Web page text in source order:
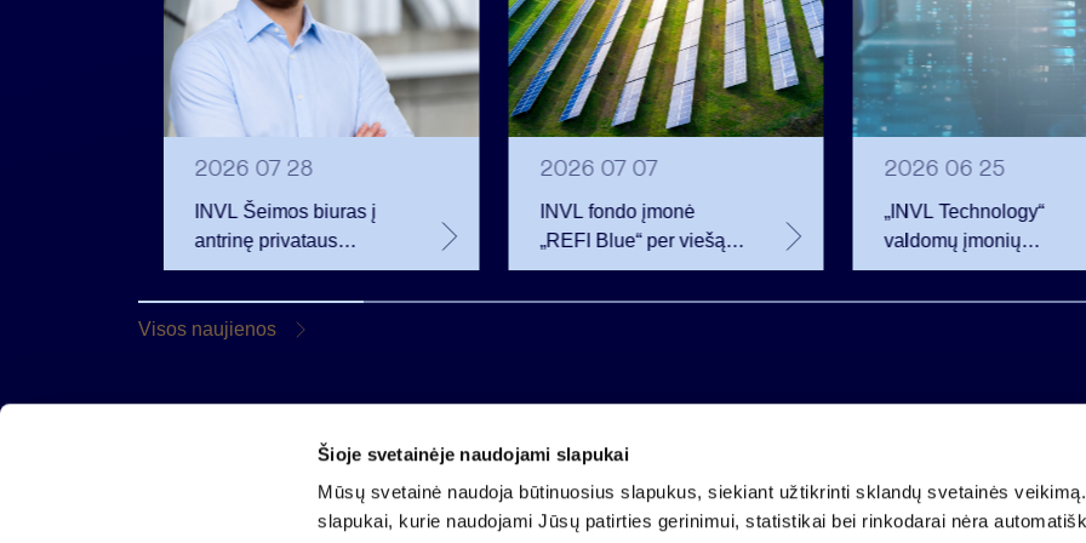
Šioje svetainėje naudojami slapukai
Mūsų svetainė naudoja būtinuosius slapukus, siekiant užtikrinti sklandų svetainės
slapukai, kurie naudojami Jūsų patirties gerinimui, statistikai bei rinkodarai nėra
2026 07 28
INVL Šeimos biuras į
antrinę privataus
kapitalo rinką
investuojantį fondą
pritraukė 17,4 mln. JAV
2026 07 07
INVL fondo įmonė
„REFI Blue“ per viešą
obligacijų emisiją
pritraukė 12 mln. eurų –
2026 06 25
„INVL Technology“
valdomų įmonių
darbuotojai realizavo
opcionus ir tapo
Visos naujienos
Gynėjų g. 14, 01110 Vilnius
Įmonės kodas 121304349
PVM mokėtojo kodas LT213043414